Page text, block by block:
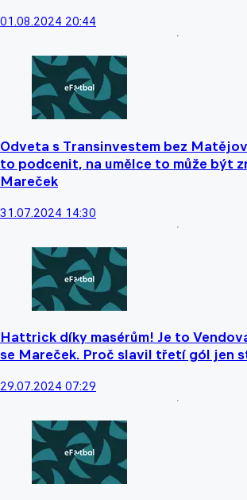
01.08.2024 20:44
Odveta s Transinvestem bez
to podcenit, na umělce to může být
Mareček
31.07.2024 14:30
Hattrick díky masérům! Je to
se Mareček. Proč slavil třetí gól jen
29.07.2024 07:29